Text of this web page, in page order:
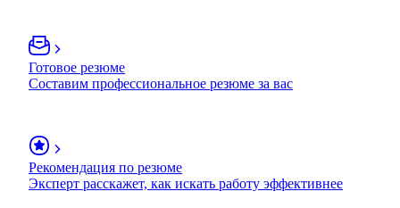
Готовое резюме
Составим профессиональное резюме за вас
Рекомендация по резюме
Эксперт расскажет, как искать работу эффективнее